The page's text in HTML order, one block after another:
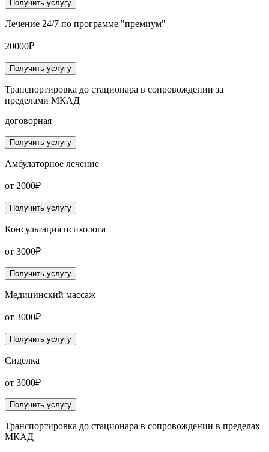
Получить услугу
Лечение 24/7 по программе "премиум"
20000₽
Получить услугу
Транспортировка до стационара в сопровождении за
пределами МКАД
договорная
Получить услугу
Амбулаторное лечение
от 2000₽
Получить услугу
Консультация психолога
от 3000₽
Получить услугу
Медицинский массаж
от 3000₽
Получить услугу
Сиделка
от 3000₽
Получить услугу
Транспортировка до стационара в сопровождении в пределах
МКАД